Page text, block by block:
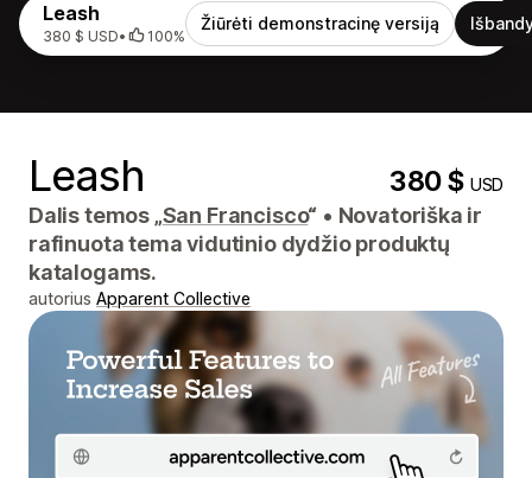
Leash
380 $ USD• 100%
Žiūrėti demonstracinę versiją
Leash 380 $USD
Dalis temos „San Francisco“ • Novatoriška ir
rafinuota tema vidutinio dydžio produktų
katalogams.
autorius Apparent Collective